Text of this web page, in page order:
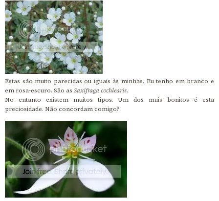
Estas são muito parecidas ou iguais às minhas. Eu tenho em branco e
em rosa-escuro. São as Saxifraga cochlearis.
No entanto existem muitos tipos. Um dos mais bonitos é esta
preciosidade. Não concordam comigo?